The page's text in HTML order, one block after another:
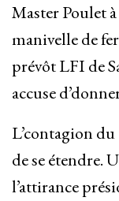
Master Poulet
manivelle de
prévôt LFI de
accuse
L’contagion
de se étendre.
l’attirance